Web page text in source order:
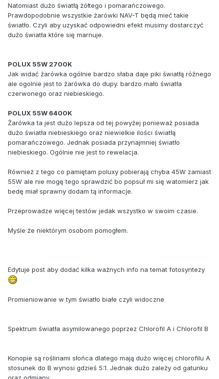
Natomiast dużo światłą żółtego i pomarańczowego.
Prawdopodobnie wszystkie żarówki NAV-T będą mieć takie
światło. Czyli aby uzyskać odpowiedni efekt musimy dostarczyć
dużo światła które się marnuje.
POLUX 55W 2700K
Jak widać żarówka ogólnie bardzo słaba daje piki światłą różnego
ale ogolnie jest to żarówka do dupy. bardzo mało światła
czerwonego oraz niebieskiego.
POLUX 55W 6400K
Żarówka ta jest dużo lepsza od tej powyżej ponieważ posiada
dużo światła niebieskiego oraz niewielkie ilości światłą
pomarańczowego. Jednak posiada przynajmniej światło
niebieskiego. Ogólnie nie jest to rewelacja.
Również z tego co pamiętam poluxy pobierają chyba 45W zamiast
55W ale nie mogę tego sprawdzić bo popsuł mi się watomierz jak
bedę miał sprawny dodam tą informacje.
Przeprowadze więcej testów jedak wszystko w swoim czasie.
Myśle że niektórym osobom pomogłem.
Edytuje post aby dodać kilka ważnych info na temat fotosyntezy
Promieniowanie w tym światło białe czyli widoczne
Spektrum światła asymilowanego poprzez Chlorofil A i Chlorofil B
Konopie są roślinami słońca dlatego mają dużo więcej chlorofilu A
stosunek do B wynosi gdzieś 5:1. Jednak dużo zależy od gatunku